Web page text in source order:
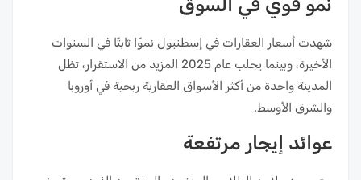
نمو قوي في السوق
شهدت أسعار العقارات في إسطنبول نموًا ثابتًا في السنوات
الأخيرة، وبينما يجلب عام 2025 المزيد من الاستقرار، تظل
المدينة واحدة من أكثر الأسواق العقارية ربحية في أوروبا
والشرق الأوسط.
عوائد إيجار مرتفعة